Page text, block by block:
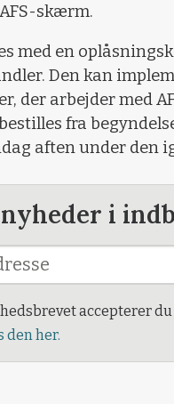
skærm.
med en
Den kan
der arbejder med
fra
aften under den
i
accepterer du
den her.